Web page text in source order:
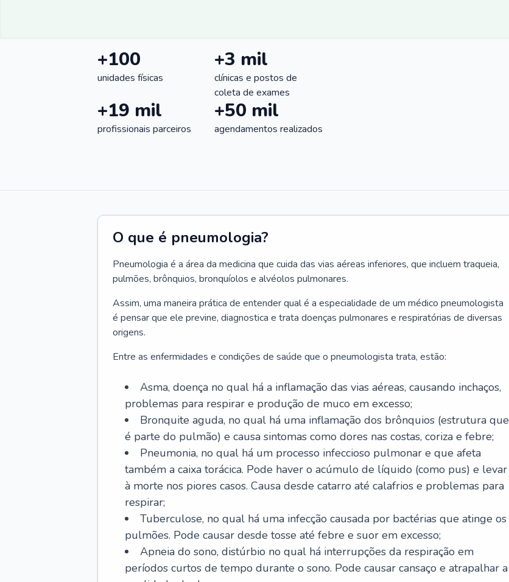
+100
unidades físicas
+3 mil
clínicas e postos de
coleta de exames
+19 mil
profissionais parceiros
+50 mil
agendamentos realizados
O que é pneumologia?
Pneumologia é a área da medicina que cuida das vias aéreas inferiores, que incluem traqueia,
pulmões, brônquios, bronquíolos e alvéolos pulmonares.
Assim, uma maneira prática de entender qual é a especialidade de um médico pneumologista
é pensar que ele previne, diagnostica e trata doenças pulmonares e respiratórias de diversas
origens.
Entre as enfermidades e condições de saúde que o pneumologista trata, estão:
Asma, doença no qual há a inflamação das vias aéreas, causando inchaços,
problemas para respirar e produção de muco em excesso;
Bronquite aguda, no qual há uma inflamação dos brônquios (estrutura que
é parte do pulmão) e causa sintomas como dores nas costas, coriza e febre;
Pneumonia, no qual há um processo infeccioso pulmonar e que afeta
também a caixa torácica. Pode haver o acúmulo de líquido (como pus) e levar
à morte nos piores casos. Causa desde catarro até calafrios e problemas para
respirar;
Tuberculose, no qual há uma infecção causada por bactérias que atinge os
pulmões. Pode causar desde tosse até febre e suor em excesso;
Apneia do sono, distúrbio no qual há interrupções da respiração em
períodos curtos de tempo durante o sono. Pode causar cansaço e atrapalhar a